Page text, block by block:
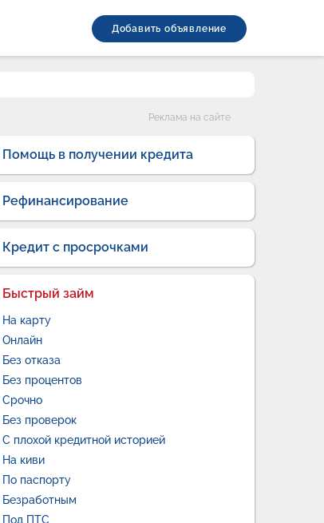
Добавить объявление
Реклама на сайте
Помощь в получении кредита
Рефинансирование
Кредит с просрочками
Быстрый займ
На карту
Онлайн
Без отказа
Без процентов
Срочно
Без проверок
С плохой кредитной историей
На киви
По паспорту
Безработным
Под ПТС